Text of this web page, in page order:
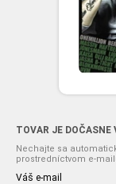
TOVAR JE DOČASNE
Nechajte sa
prostredníctvom e-
Váš e-mail